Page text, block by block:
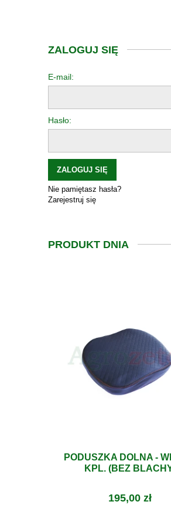
ZALOGUJ SIĘ
E-mail:
Hasło:
ZALOGUJ SIĘ
Nie pamiętasz hasła?
Zarejestruj się
PRODUKT DNIA
PODUSZKA DOLNA -
KPL. (BEZ
195,00 zł